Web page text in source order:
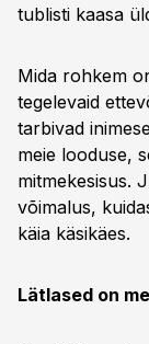
tublisti kaasa
Mida rohkem
tegelevaid
tarbivad
meie looduse,
mitmekesisus.
võimalus,
käia käsikäes.
Lätlased on